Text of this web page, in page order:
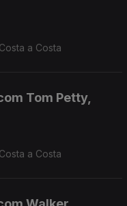
a Costa
Tom Petty,
a Costa